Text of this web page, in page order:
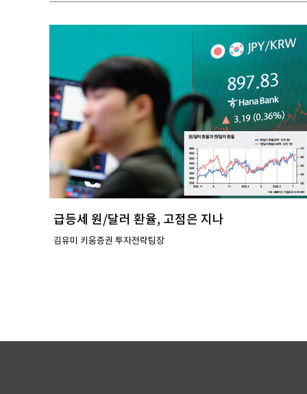
급등세 원/달러 환율, 고점은 지나
김유미 키움증권 투자전략팀장